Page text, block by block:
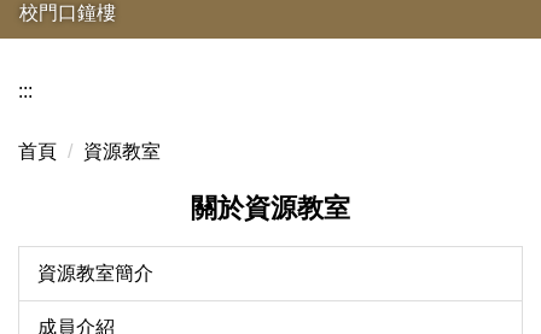
校門口鐘樓
:::
首頁 資源教室
關於資源教室
資源教室簡介
成員介紹